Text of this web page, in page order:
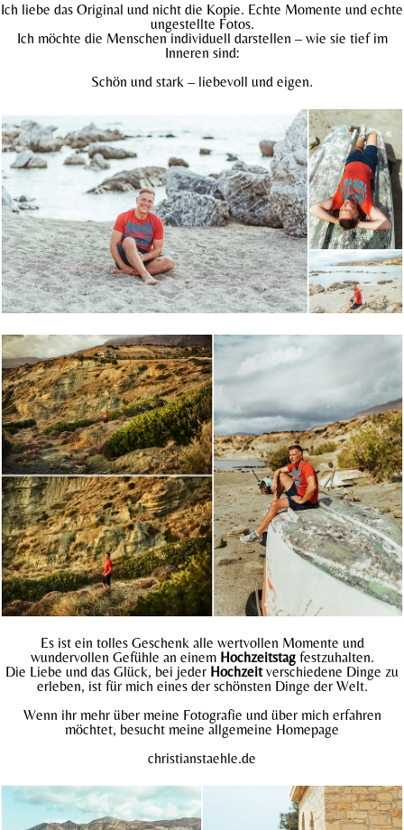
Ich liebe das Original und nicht die Kopie. Echte Momente und echte
ungestellte Fotos.
Ich möchte die Menschen individuell darstellen – wie sie tief im
Inneren sind:
Schön und stark – liebevoll und eigen.
Es ist ein tolles Geschenk alle wertvollen Momente und
wundervollen Gefühle an einem Hochzeitstagfestzuhalten.
Die Liebe und das Glück, bei jeder Hochzeitverschiedene Dinge zu
erleben, ist für mich eines der schönsten Dinge der Welt.
Wenn ihr mehr über meine Fotografie und über mich erfahren
möchtet, besucht meine allgemeine Homepage
christianstaehle.de